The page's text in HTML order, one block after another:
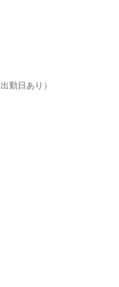
勤⽇あり）